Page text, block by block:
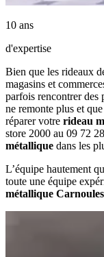
10 ans
d'expertise
Bien que les rideaux
magasins et
parfois rencontrer des
ne remonte plus et
réparer votre rideau
store 2000 au 09 72
métallique dans les
L’équipe hautement
toute une équipe
métallique Carnoules